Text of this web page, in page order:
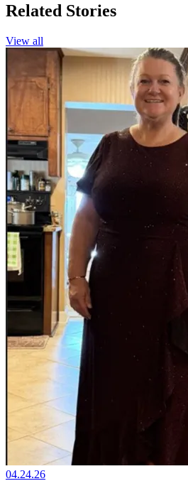
Related Stories
View all
04.24.26